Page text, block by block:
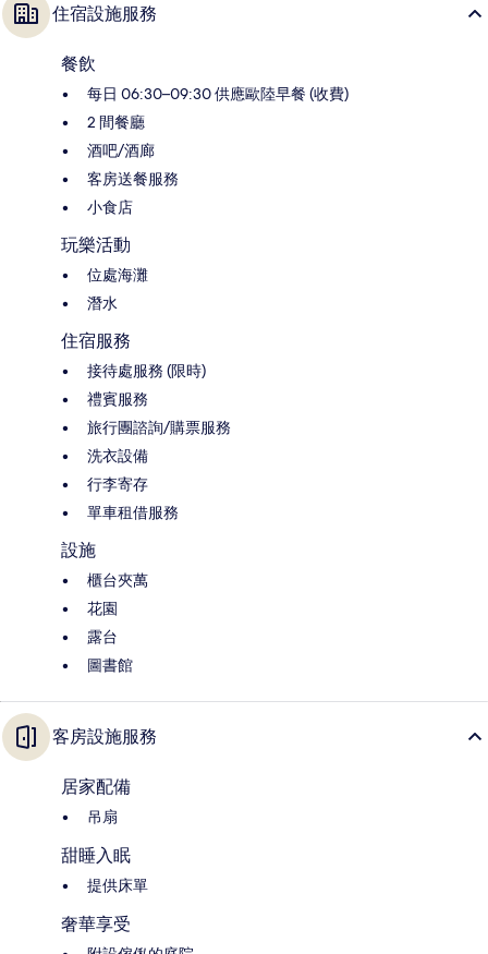
住宿設施服務
餐飲
每日 06:30–09:30 供應歐陸早餐 (收費)
2 間餐廳
酒吧/酒廊
客房送餐服務
小食店
玩樂活動
位處海灘
潛水
住宿服務
接待處服務 (限時)
禮賓服務
旅行團諮詢/購票服務
洗衣設備
行李寄存
單車租借服務
設施
櫃台夾萬
花園
露台
圖書館
客房設施服務
居家配備
吊扇
甜睡入眠
提供床單
奢華享受